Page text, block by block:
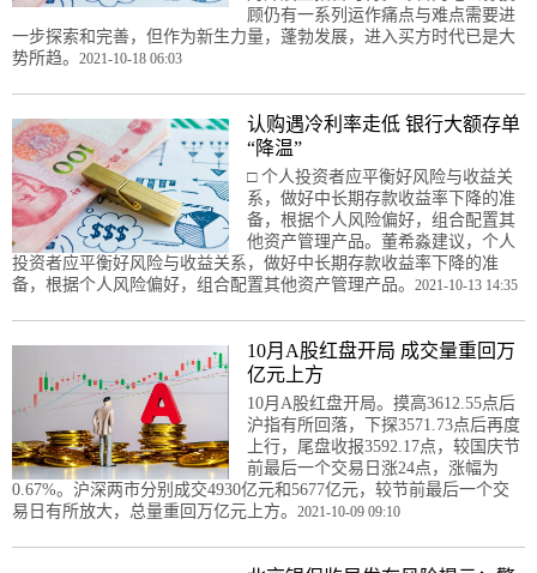
顾仍有一系列运作痛点与难点需要进
一步探索和完善，但作为新生力量，蓬勃发展，进入买方时代已是大
势所趋。 2021-10-18 06:03
认购遇冷利率走低 银行大额存单
“降温”
□ 个人投资者应平衡好风险与收益关
系，做好中长期存款收益率下降的准
备，根据个人风险偏好，组合配置其
他资产管理产品。董希淼建议，个人
投资者应平衡好风险与收益关系，做好中长期存款收益率下降的准
备，根据个人风险偏好，组合配置其他资产管理产品。 2021-10-13 14:35
10月A股红盘开局 成交量重回万
亿元上方
10月A股红盘开局。摸高3612.55点后
沪指有所回落，下探3571.73点后再度
上行，尾盘收报3592.17点，较国庆节
前最后一个交易日涨24点，涨幅为
0.67%。沪深两市分别成交4930亿元和5677亿元，较节前最后一个交
易日有所放大，总量重回万亿元上方。 2021-10-09 09:10